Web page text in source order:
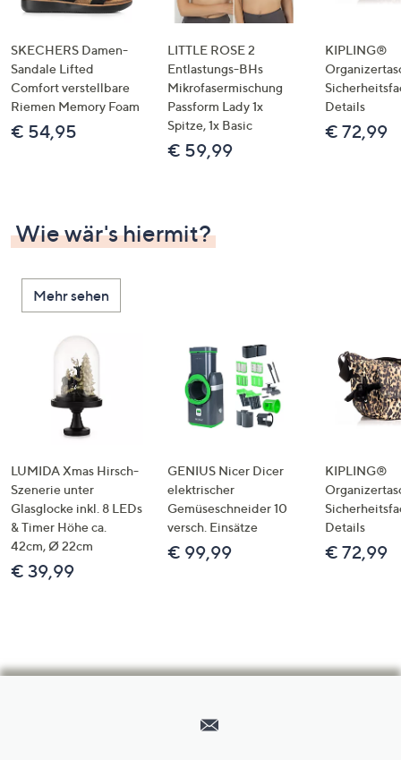
SKECHERS Damen-
Sandale Lifted
Comfort verstellbare
Riemen Memory Foam
€ 54,95
LITTLE ROSE 2
Entlastungs-BHs
Mikrofasermischung
Passform Lady 1x
Spitze, 1x Basic
€ 59,99
KIPLING®
Details
€ 72,99
Wie wär's hiermit?
Mehr sehen
LUMIDA Xmas Hirsch-
Szenerie unter
Glasglocke inkl. 8 LEDs
& Timer Höhe ca.
42cm, Ø 22cm
€ 39,99
GENIUS Nicer Dicer
elektrischer
Gemüseschneider 10
versch. Einsätze
€ 99,99
KIPLING®
Details
€ 72,99